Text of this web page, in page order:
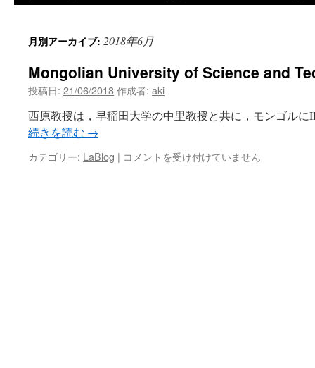
ン
ツ
へ
ス
月別アーカイブ: 2018年6月
Mongolian University of Science and
投稿日: 21/06/2018作成者: aki
西原教授は，早稲田大学の中里教授と共に，モンゴル
続きを読む →
カテゴリー: LaBlog | Mongolian
コメントを受け付けていません